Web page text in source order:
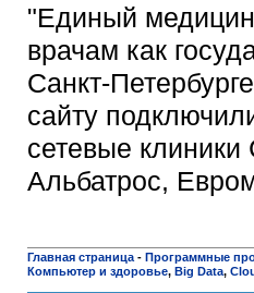
"Единый
врачам как
Санкт-
сайту
сетевые
Альбатрос,
Главная страница - Программные
Компьютер и здоровье, Big Data,